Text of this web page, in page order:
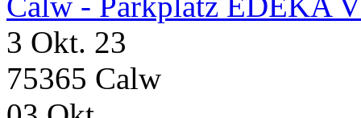
3 Okt. 23
75365 Calw